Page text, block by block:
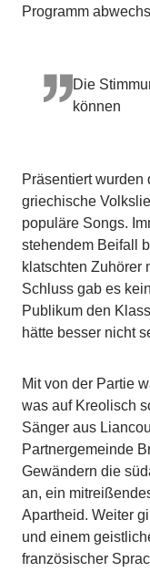
Programm
Die
können
Präsentiert wurden
griechische
populäre Songs.
stehendem Beifall
klatschten Zuhörer
Schluss gab es
Publikum den
hätte besser nicht
Mit von der Partie
was auf Kreolisch
Sänger aus
Partnergemeinde
Gewändern die
an, ein
Apartheid. Weiter
und einem
französischer